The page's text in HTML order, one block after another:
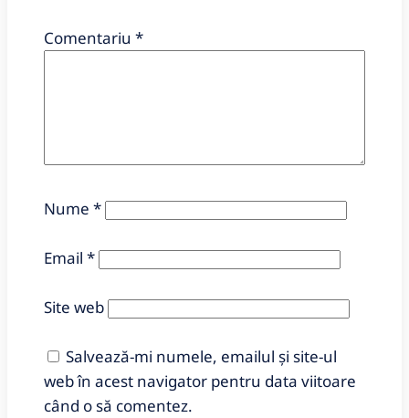
Comentariu *
Nume *
Email *
Site web
Salvează-mi numele, emailul și site-ul
web în acest navigator pentru data viitoare
când o să comentez.